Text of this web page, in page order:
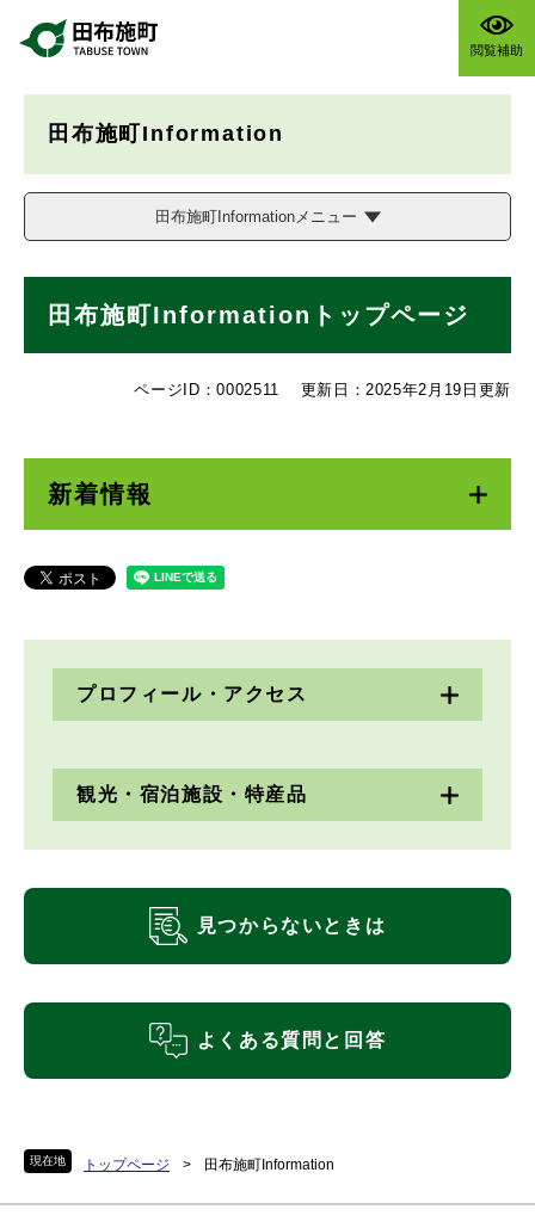
閲覧補助
現在地 トップページ > 田布施町Information
田布施町Information
田布施町Informationメニュー
田布施町Informationトップページ
ページID：0002511 更新日：2025年2月19日更新
新着情報
プロフィール・アクセス
観光・宿泊施設・特産品
見つからないときは
よくある質問と回答